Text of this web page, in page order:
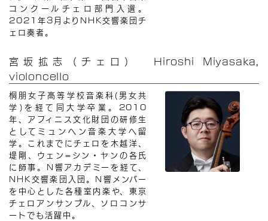
コンクールチェロ部門入選。
2021年3月よりNHK交響楽団チ
ェロ奏者。
宮坂拡志（チェロ） Hiroshi Miyasaka,
violoncello
桐朋女子高等学校音楽科(男女共
学)を経て同大学卒業。2010
年、アフィニス文化財団の研修生
としてミュンヘン音楽大学へ留
学。これまでにチェロを木越洋、
堤剛、ウェン=シン・ヤンの各氏
に師事。N響アカデミーを経て、
NHK交響楽団入団。N響メンバー
を中心とした各種室内楽や、東京
チェロアンサンブル、ソロコンサ
ートでも活躍中。